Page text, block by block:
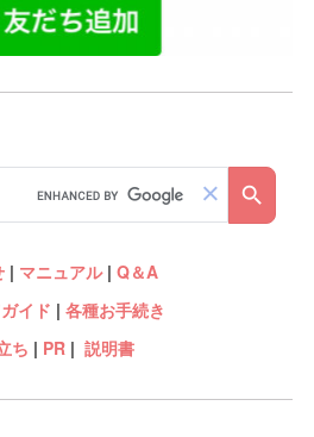
| マニュアル| Q＆A
イド | 各種お手続き
ち | PR| 説明書